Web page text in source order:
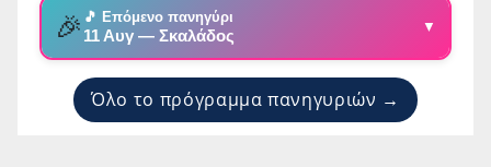
🎉 🎵 Επόμενο πανηγύρι
11 Αυγ — Σκαλάδος ▼
Όλο το πρόγραμμα πανηγυριών →